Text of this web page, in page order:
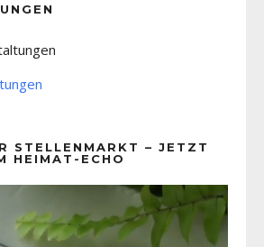
STELLENMARKT – JETZT
HEIMAT-ECHO
Player